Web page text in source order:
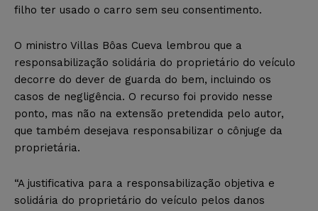
filho ter usado o carro sem seu consentimento.
O ministro Villas Bôas Cueva lembrou que a
responsabilização solidária do proprietário do veículo
decorre do dever de guarda do bem, incluindo os
casos de negligência. O recurso foi provido nesse
ponto, mas não na extensão pretendida pelo autor,
que também desejava responsabilizar o cônjuge da
proprietária.
“A justificativa para a responsabilização objetiva e
solidária do proprietário do veículo pelos danos